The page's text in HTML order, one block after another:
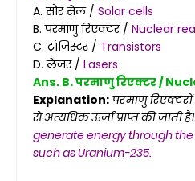
A. सौर सेल / Solar cells
B. परमाणु रिएक्टर / Nuclear
C. ट्रांजिस्टर / Transistors
D. लेजर / Lasers
Ans. B. परमाणु रिएक्टर /
Explanation: परमाणु
से अत्यधिक ऊर्जा प्राप्त की जाती
generate energy through
such as Uranium-235.